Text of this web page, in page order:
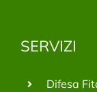
SERVIZI
Difesa